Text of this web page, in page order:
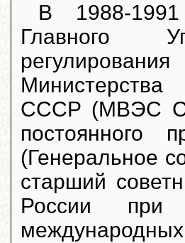
В 1988-
Главного
СССР (МВЭС
постоянного
(Генеральное
старший
России
международных